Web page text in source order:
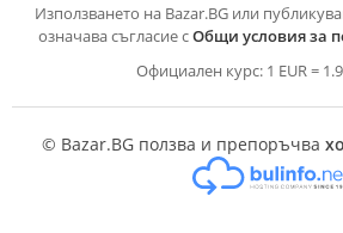
Използването на Bazar.BG или
означава съгласие сОбщи условия за
Официален курс: 1 EUR =
© Bazar.BG ползва и препоръчва